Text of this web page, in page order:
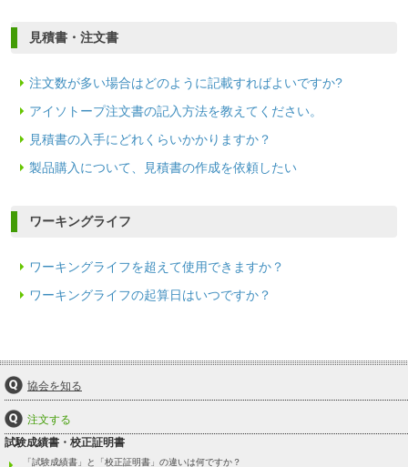
見積書・注文書
注文数が多い場合はどのように記載すればよいですか?
アイソトープ注文書の記入方法を教えてください。
見積書の入手にどれくらいかかりますか？
製品購入について、見積書の作成を依頼したい
ワーキングライフ
ワーキングライフを超えて使用できますか？
ワーキングライフの起算日はいつですか？
協会を知る
注文する
試験成績書・校正証明書
「試験成績書」と「校正証明書」の違いは何ですか？